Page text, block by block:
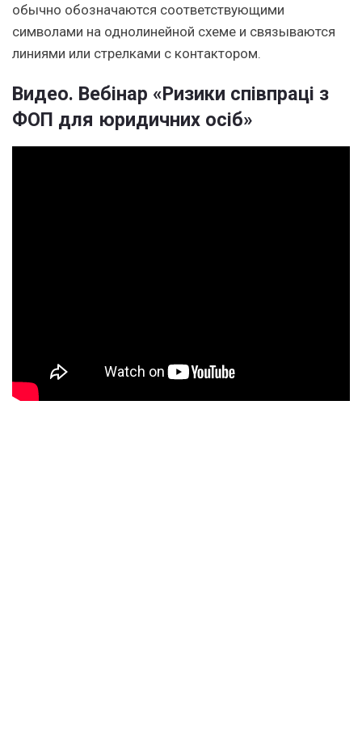
обычно обозначаются соответствующими
символами на однолинейной схеме и связываются
линиями или стрелками с контактором.
Видео. Вебінар «Ризики співпраці з
ФОП для юридичних осіб»